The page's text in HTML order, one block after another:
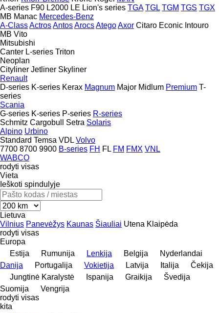
A-series F90 L2000 LE Lion's series TGA TGL TGM TGS TGX
MB Manac Mercedes-Benz
A-ClassActrosAntosArocsAtegoAxor Citaro Econic Intouro
MB Vito
Mitsubishi
Canter L-series Triton
Neoplan
Cityliner Jetliner Skyliner
Renault
D-series K-series Kerax Magnum Major Midlum Premium T-
series
Scania
G-series K-series P-series R-series
Schmitz Cargobull
Setra Solaris
Alpino Urbino
Standard Temsa VDL Volvo
7700 8700 9900 B-series FH FL FM FMX VNL
WABCO
rodyti visas
Vieta
Ieškoti spindulyje
Lietuva
Vilnius Panevėžys Kaunas Šiauliai Utena Klaipėda
rodyti visas
Europa
Estija
Rumunija Lenkija Belgija
Nyderlandai
Danija
Portugalija Vokietija Latvija Italija
Čekija
Jungtinė Karalystė
Ispanija Graikija
Švedija
Suomija
Vengrija
rodyti visas
kita